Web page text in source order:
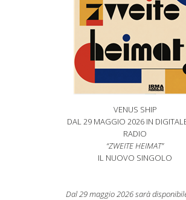
VENUS SHIP
DAL 29 MAGGIO 2026 IN
RADIO
“ZWEITE HEIMAT”
IL NUOVO SINGOLO
Dal 29 maggio 2026 sarà